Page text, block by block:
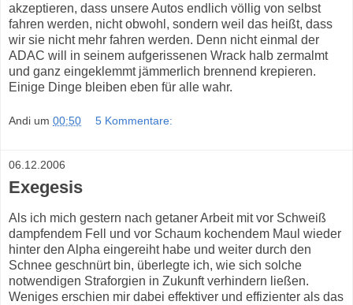
akzeptieren, dass unsere Autos endlich völlig von selbst
fahren werden, nicht obwohl, sondern weil das heißt, dass
wir sie nicht mehr fahren werden. Denn nicht einmal der
ADAC will in seinem aufgerissenen Wrack halb zermalmt
und ganz eingeklemmt jämmerlich brennend krepieren.
Einige Dinge bleiben eben für alle wahr.
Andi um 00:50 5 Kommentare:
06.12.2006
Exegesis
Als ich mich gestern nach getaner Arbeit mit vor Schweiß
dampfendem Fell und vor Schaum kochendem Maul wieder
hinter den Alpha eingereiht habe und weiter durch den
Schnee geschnürt bin, überlegte ich, wie sich solche
notwendigen Straforgien in Zukunft verhindern ließen.
Weniges erschien mir dabei effektiver und effizienter als das